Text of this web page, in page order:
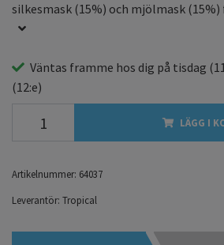
silkesmask (15%) och mjölmask (15%)
Väntas framme hos dig på tisdag
(12:e)
LÄGG I
Artikelnummer: 64037
Leverantör: Tropical